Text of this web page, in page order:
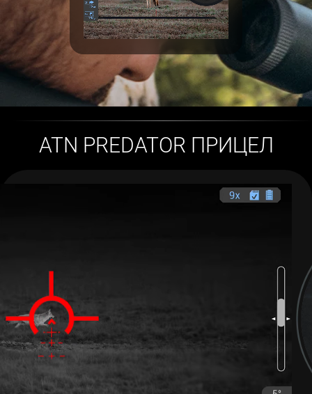
ATN PREDATOR ПРИЦЕЛ